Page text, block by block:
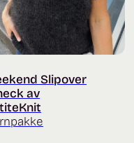
Slipover
av